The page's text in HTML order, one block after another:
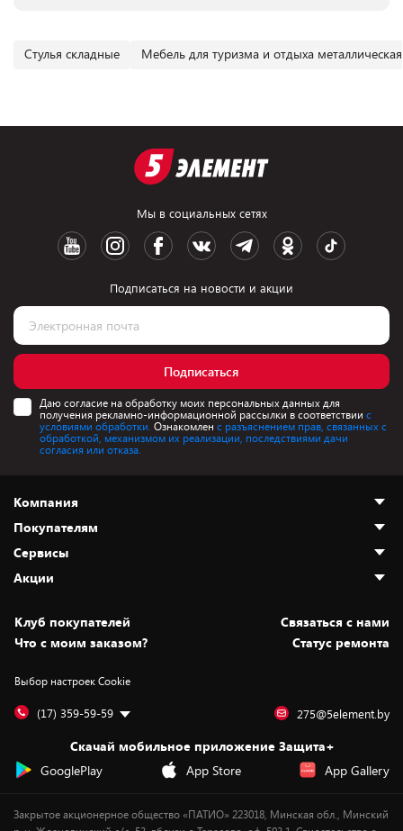
Cтулья складные Мебель для туризма и отдыха металлическая
Мы в социальных сетях
Подписаться на новости и акции
Подписаться
Даю согласие на обработку моих персональных данных для
получения рекламно-информационной рассылки в соответствии с
условиями обработки. Ознакомлен с разъяснением прав, связанных с
обработкой, механизмом их реализации, последствиями дачи
согласия или отказа.
Компания
О нас
Адреса магазинов
Новости
Статьи и обзоры
Вакансии
Дай пять добру!
Покупателям
Как сделать заказ
Оплата и доставка
Безналичный расчёт
Обмен и возврат товара
Обработка персональных данных
Подарочные карты
Сервисы
Установка техники
Для игровых консолей
Для мобильных устройств
Для компьютеров
Сервисные центры
Акции
Скидки и промокоды
Белорусские товары
Бонусы
Оплата частями
Новинки
Клуб покупателей
Cвязаться с нами
Что с моим заказом?
Статус ремонта
Выбор настроек Cookie
(17) 359-59-59 275@5element.by
Скачай мобильное приложение Защита+
GooglePlay
App Store App Gallery
Закрытое акционерное общество «ПАТИО» 223018, Минская обл., Минский